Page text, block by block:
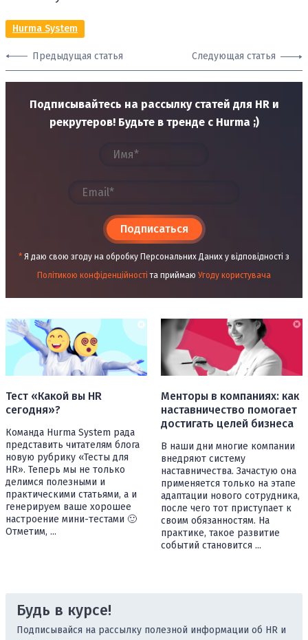
Hurma System
Предыдущая статья Следующая статья
Подписывайтесь на рассылку статей для HR и
рекрутеров! Будьте в тренде с Hurma ;)
Подписаться
* Я даю свою згоду на обробку Персональних Даних у відповідності з
Політикою конфіденційності та приймаю Угоду користувача
Тест «Какой вы HR
сегодня»?
Команда Hurma System рада
представить читателям блога
новую рубрику «Тесты для
HR». Теперь мы не только
делимся полезными и
практическими статьями, а и
генерируем ваше хорошее
настроение мини-тестами 🙂
Отметим, ...
Менторы в компаниях: как
наставничество помогает
достигать целей бизнеса
В наши дни многие компании
внедряют систему
наставничества. Зачастую она
применяется только на этапе
адаптации нового сотрудника,
после чего тот приступает к
своим обязанностям. На
практике, такое развитие
событий становится ...
Будь в курсе!
Подписывайся на рассылку полезной информации об HR и